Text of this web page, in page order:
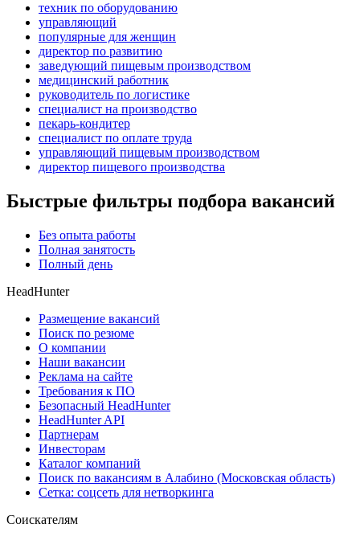
техник по оборудованию
управляющий
популярные для женщин
директор по развитию
заведующий пищевым производством
медицинский работник
руководитель по логистике
специалист на производство
пекарь-кондитер
специалист по оплате труда
управляющий пищевым производством
директор пищевого производства
Быстрые фильтры подбора вакансий
Без опыта работы
Полная занятость
Полный день
HeadHunter
Размещение вакансий
Поиск по резюме
О компании
Наши вакансии
Реклама на сайте
Требования к ПО
Безопасный HeadHunter
HeadHunter API
Партнерам
Инвесторам
Каталог компаний
Поиск по вакансиям в Алабино (Московская область)
Сетка: соцсеть для нетворкинга
Соискателям